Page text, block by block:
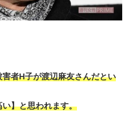
者H子が渡辺麻友さんだとい
】と思われます。